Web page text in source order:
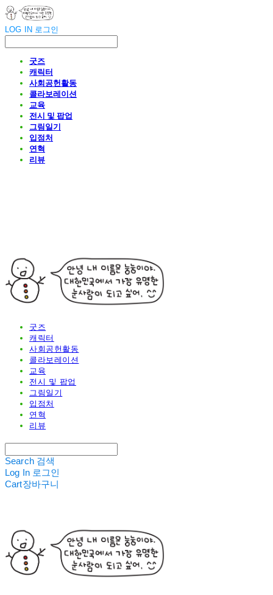
LOG IN 로그인
굿즈
캐릭터
사회공헌활동
콜라보레이션
교육
전시 및 팝업
그림일기
입점처
연혁
리뷰
굿즈
캐릭터
사회공헌활동
콜라보레이션
교육
전시 및 팝업
그림일기
입점처
연혁
리뷰
Search 검색
Log In 로그인
Cart장바구니